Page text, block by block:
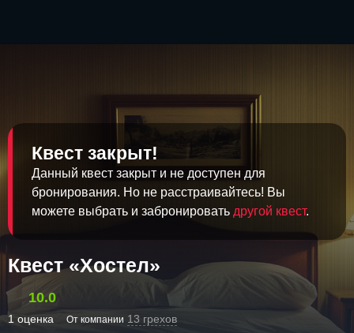
Квест закрыт!
Данный квест закрыт и не доступен для
бронирования. Но не расстраивайтесь! Вы
можете выбрать и забронировать другой квест.
Квест «Хостел»
10.0
1 оценка От компании 13 грехов